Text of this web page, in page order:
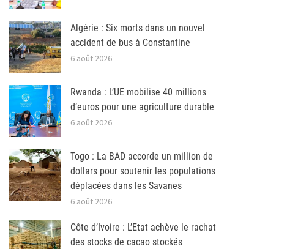
Algérie : Six morts dans un nouvel
accident de bus à Constantine
6 août 2026
Rwanda : L’UE mobilise 40 millions
d’euros pour une agriculture durable
6 août 2026
Togo : La BAD accorde un million de
dollars pour soutenir les populations
déplacées dans les Savanes
6 août 2026
Côte d’Ivoire : L’Etat achève le rachat
des stocks de cacao stockés